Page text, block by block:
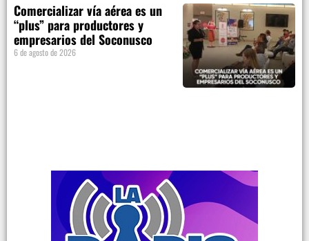
Comercializar vía aérea es un
“plus” para productores y
empresarios del Soconusco
6 de agosto de 2026